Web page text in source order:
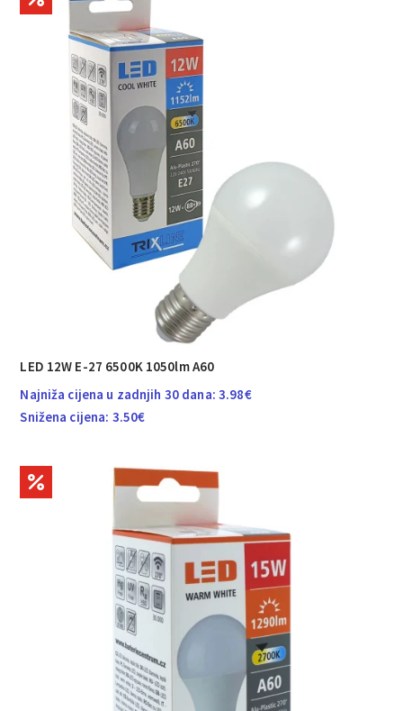
LED 12W E-27 6500K 1050lm A60
Najniža cijena u zadnjih 30 dana: 3.98€
Snižena cijena: 3.50€